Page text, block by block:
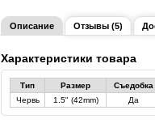
Описание Отзывы (5)
Характеристики товара
Тип Размер
Съедобка
Червь
1.5" (42mm) Да